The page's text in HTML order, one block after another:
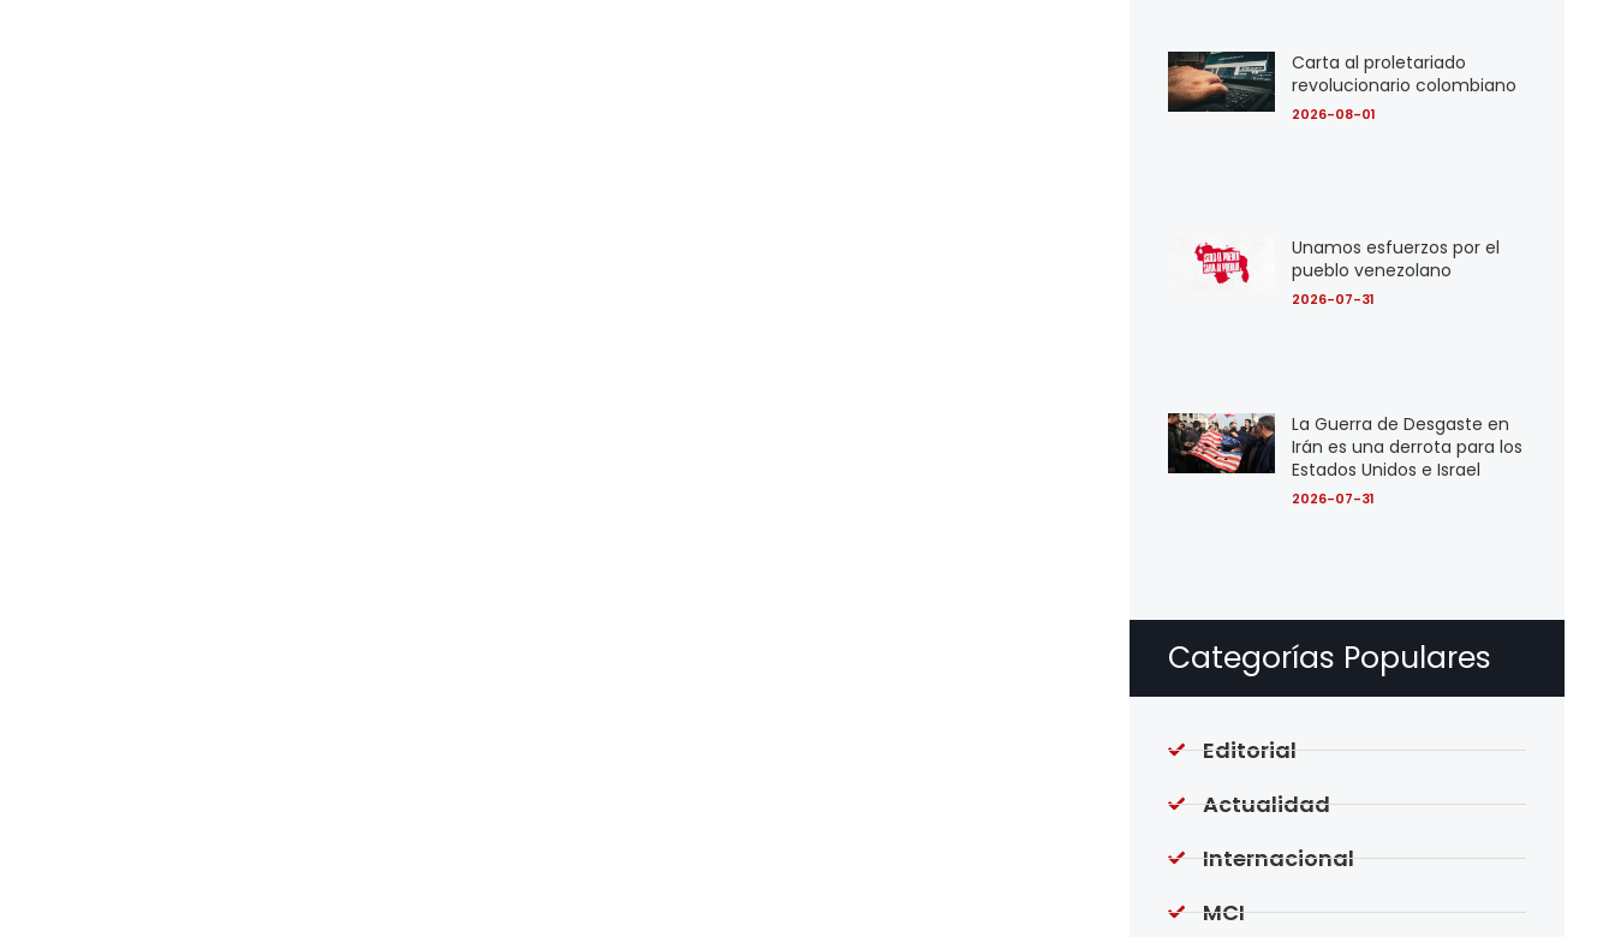
Carta al proletariado
revolucionario colombiano
2026-08-01
Unamos esfuerzos por el
pueblo venezolano
2026-07-31
La Guerra de Desgaste en
Irán es una derrota para los
Estados Unidos e Israel
2026-07-31
Categorías Populares
Editorial
Actualidad
Internacional
MCI